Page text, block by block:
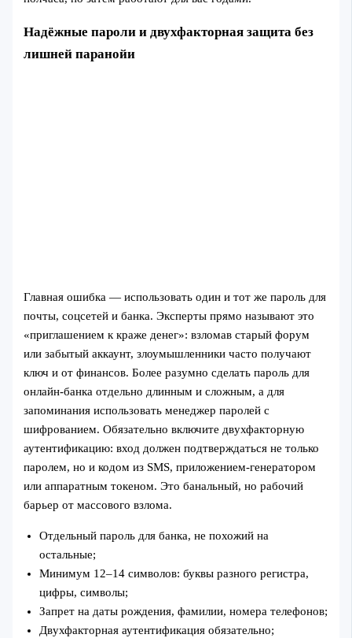
Надёжные пароли и двухфакторная защита без
лишней паранойи
Главная ошибка — использовать один и тот же пароль для
почты, соцсетей и банка. Эксперты прямо называют это
«приглашением к краже денег»: взломав старый форум
или забытый аккаунт, злоумышленники часто получают
ключ и от финансов. Более разумно сделать пароль для
онлайн-банка отдельно длинным и сложным, а для
запоминания использовать менеджер паролей с
шифрованием. Обязательно включите двухфакторную
аутентификацию: вход должен подтверждаться не только
паролем, но и кодом из SMS, приложением-генератором
или аппаратным токеном. Это банальный, но рабочий
барьер от массового взлома.
Отдельный пароль для банка, не похожий на
остальные;
Минимум 12–14 символов: буквы разного регистра,
цифры, символы;
Запрет на даты рождения, фамилии, номера телефонов;
Двухфакторная аутентификация обязательно;